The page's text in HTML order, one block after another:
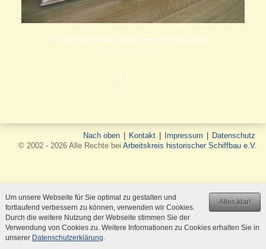
© Die Bildrechte liegen bei den Bildautoren
Nach oben Kontakt Impressum
Datenschutz
© 2002 - 2026 Alle Rechte bei Arbeitskreis historischer Schiffbau e.V.
Alles klar!
Um unsere Webseite für Sie optimal zu gestalten und
fortlaufend verbessern zu können, verwenden wir Cookies.
Durch die weitere Nutzung der Webseite stimmen Sie der
Verwendung von Cookies zu. Weitere Informationen zu Cookies erhalten Sie in
unserer Datenschutzerklärung